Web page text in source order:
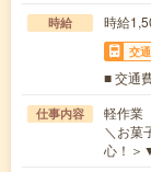
時給 時給
交
■ 交通
仕事内容
軽作業
＼お菓
心！＞